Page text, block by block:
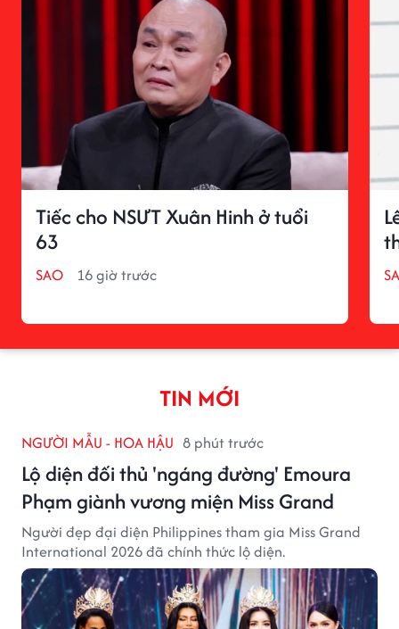
Tiếc cho NSƯT Xuân Hinh ở tuổi
63
SAO 16 giờ trước
TIN MỚI
NGƯỜI MẪU - HOA HẬU 8 phút trước
Lộ diện đối thủ 'ngáng đường' Emoura
Phạm giành vương miện Miss Grand
Người đẹp đại diện Philippines tham gia Miss Grand
International 2026 đã chính thức lộ diện.